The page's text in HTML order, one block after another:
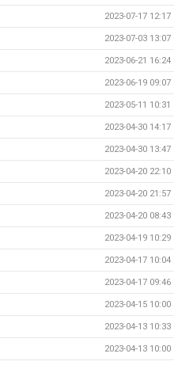
2023-07-17 12:17
2023-07-03 13:07
2023-06-21 16:24
2023-06-19 09:07
2023-05-11 10:31
2023-04-30 14:17
2023-04-30 13:47
2023-04-20 22:10
2023-04-20 21:57
2023-04-20 08:43
2023-04-19 10:29
2023-04-17 10:04
2023-04-17 09:46
2023-04-15 10:00
2023-04-13 10:33
2023-04-13 10:00